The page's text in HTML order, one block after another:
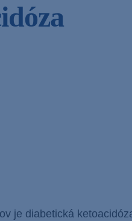
je diabetická